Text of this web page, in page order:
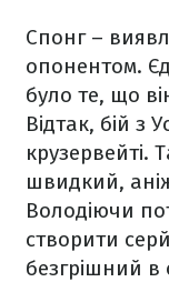
Спонг –
опонентом.
було те, що
Відтак, бій з
крузервейті.
швидкий,
Володіючи
створити
безгрішний в